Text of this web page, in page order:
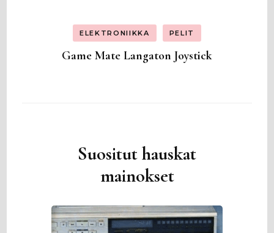
ELEKTRONIIKKA PELIT
Game Mate Langaton Joystick
Suositut hauskat
mainokset